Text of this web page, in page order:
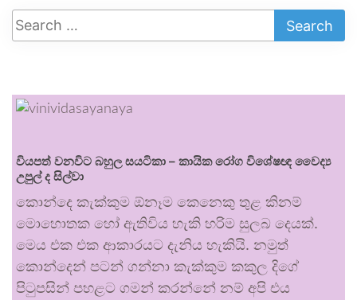
වියපත් වනවිට බහුල සයටිකා – කායික රෝග විශේෂඥ වෛද්‍ය
උපුල් ද සිල්වා
කොන්දෙ කැක්කුම ඕනෑම කෙනෙකු තුළ කිනම්
මොහොතක හෝ ඇතිවිය හැකි හරිම සුලබ දෙයක්.
මෙය එක එක ආකාරයට දැනිය හැකියි. නමුත්
කොන්දෙන් පටන් ගන්නා කැක්කුම කකුල දිගේ
පිටුපසින් පහළට ගමන් කරන්නේ නම් අපි එය